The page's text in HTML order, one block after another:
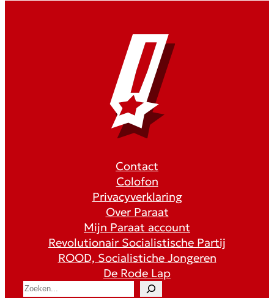
Contact
Colofon
Privacyverklaring
Over Paraat
Mijn Paraat account
Revolutionair Socialistische Partij
ROOD, Socialistiche Jongeren
De Rode Lap
S